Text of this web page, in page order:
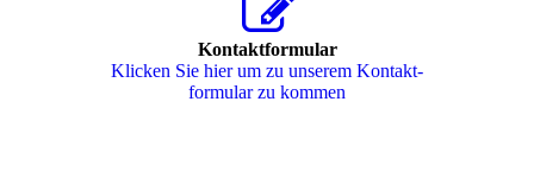
Kontaktformular
Klicken Sie hier um zu unserem Kon­takt­
for­mu­lar zu kommen